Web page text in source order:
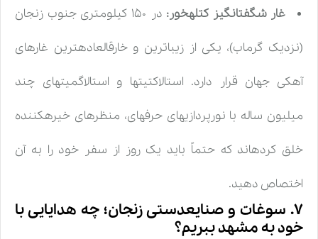
غار شگفتانگیز کتلهخور: در ۱۵۰ کیلومتری جنوب زنجان
(نزدیک گرماب)، یکی از زیباترین و خارقالعادهترین غارهای
آهکی جهان قرار دارد. استالاکتیتها و استالاگمیتهای چند
میلیون ساله با نورپردازیهای حرفهای، منظرهای خیرهکننده
خلق کردهاند که حتماً باید یک روز از سفر خود را به آن
اختصاص دهید.
۷. سوغات و صنایعدستی زنجان؛ چه هدایایی با
خود به مشهد ببریم؟